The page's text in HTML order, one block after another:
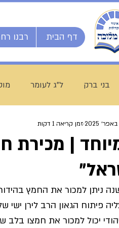
דף הבית רבנו
בני ברק ל"ג לעומר
בית המדרש הגדול
חן דף היומי הרב
| מכירת
זמן קריאה 1 דקות
ניתן למכור את החמץ
פיתוח הגאון הרב לירן ישי
יכול למכור את חמצו